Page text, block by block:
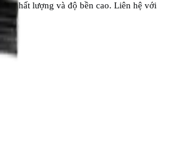
chất lượng và độ bền cao. Liên hệ với